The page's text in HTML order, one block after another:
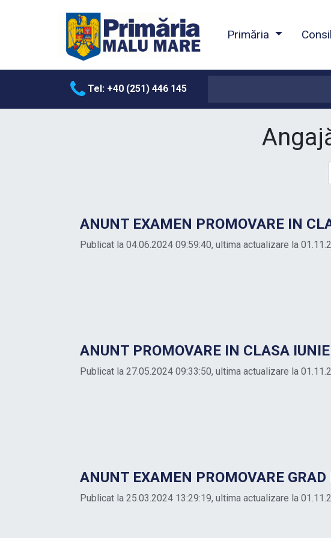
Primăria
Tel: +40 (251) 446 145
ANUNT EXAMEN PROMOVARE IN
Publicat la 04.06.2024 09:59:40, ultima actualizare la
ANUNT PROMOVARE IN CLASA
Publicat la 27.05.2024 09:33:50, ultima actualizare la
ANUNT EXAMEN PROMOVARE
Publicat la 25.03.2024 13:29:19, ultima actualizare la